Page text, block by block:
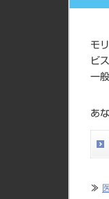
モ
ビ
一
あ
≫